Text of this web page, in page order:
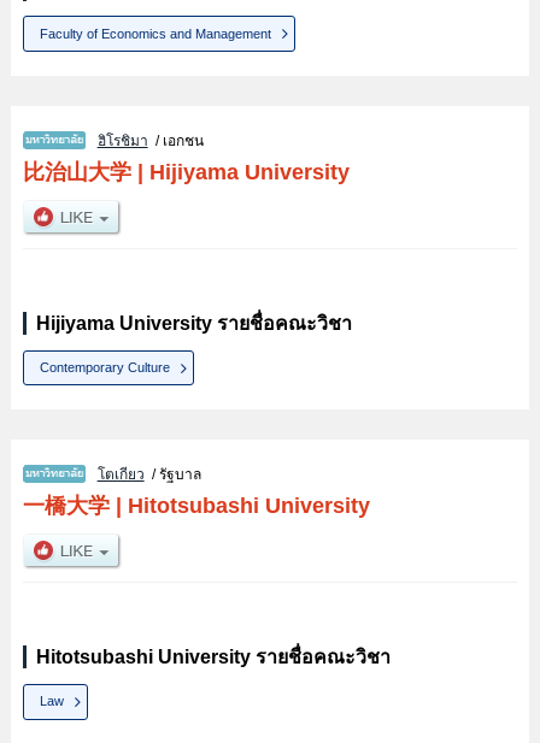
Faculty of Economics and Management
ฮิโรชิมา / เอกชน
比治山大学| Hijiyama University
Hijiyama University รายชื่อคณะวิชา
Contemporary Culture
โตเกียว / รัฐบาล
一橋大学| Hitotsubashi University
Hitotsubashi University รายชื่อคณะวิชา
Law